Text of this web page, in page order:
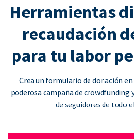
Herramientas
recaudación
para tu labor
Crea un formulario de donación
poderosa campaña de crowdfunding
de seguidores de todo